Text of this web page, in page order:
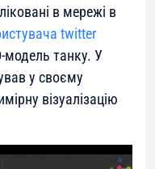
в мережі в
twitter
модель танку. У
у своєму
візуалізацію